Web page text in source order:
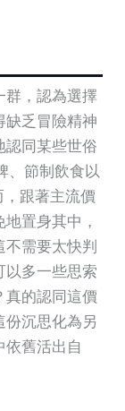
群，認為選擇
缺乏冒險精神
認同某些世俗
、節制飲食以
跟著主流價
置身其中，
不需要太快判
以多一些思索
真的認同這價
沉思化為另
舊活出自